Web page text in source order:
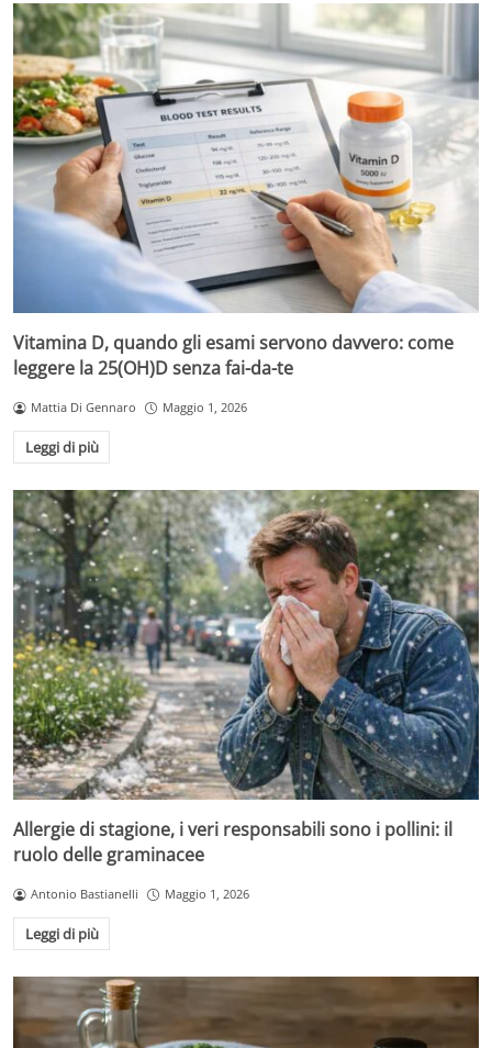
Vitamina D, quando gli esami servono davvero: come
leggere la 25(OH)D senza fai-da-te
Mattia Di Gennaro Maggio 1, 2026
Leggi di più
Allergie di stagione, i veri responsabili sono i pollini: il
ruolo delle graminacee
Antonio Bastianelli Maggio 1, 2026
Leggi di più